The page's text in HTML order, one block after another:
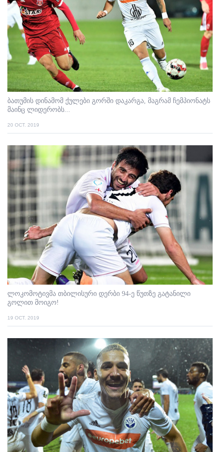
ბათუმის დინამომ ქულები გორში დაკარგა, მაგრამ ჩემპიონატს
მაინც ლიდერობს...
20 OCT. 2019
ლოკომოტივმა თბილისური დერბი 94-ე წუთზე გატანილი
გოლით მოიგო!
19 OCT. 2019